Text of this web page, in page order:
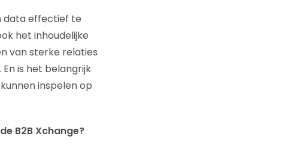
data effectief te
het inhoudelijke
van sterke relaties
is het belangrijk
inspelen op
B2B Xchange?